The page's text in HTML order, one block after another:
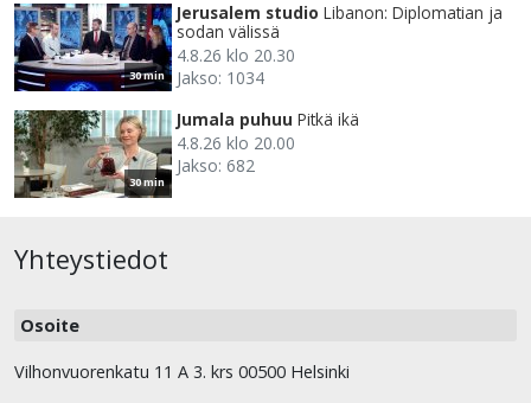
30 min
Jerusalem studio Libanon: Diplomatian ja
sodan välissä
4.8.26 klo 20.30
Jakso: 1034
30 min
Jumala puhuu Pitkä ikä
4.8.26 klo 20.00
Jakso: 682
Yhteystiedot
Osoite
Vilhonvuorenkatu 11 A 3. krs 00500 Helsinki